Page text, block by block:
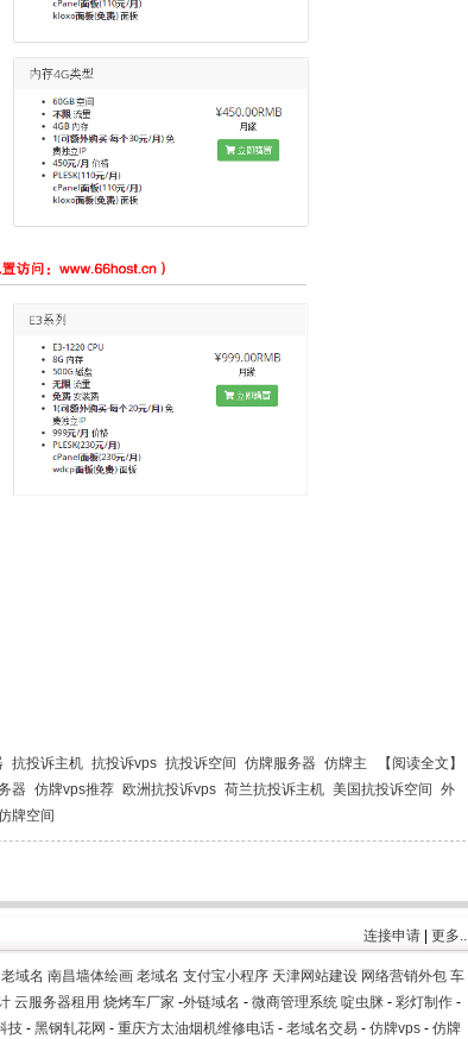
【阅读全文】
抗投诉主机 抗投诉vps 抗投诉空间 仿牌服务器 仿牌主
器 仿牌vps推荐 欧洲抗投诉vps 荷兰抗投诉主机 美国抗投诉空间
外
牌空间
连接申请| 更多..
老域名 南昌墙体绘画 老域名 支付宝小程序 天津网站建设 网络营销外包 车
云服务器租用 烧烤车厂家 -外链域名 - 微商管理系统 啶虫脒- 彩灯制作-
技- 黑钢轧花网 - 重庆方太油烟机维修电话- 老域名交易- 仿牌vps- 仿牌